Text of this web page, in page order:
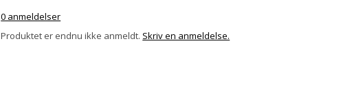
0 anmeldelser
Produktet er endnu ikke anmeldt. Skriv en anmeldelse.